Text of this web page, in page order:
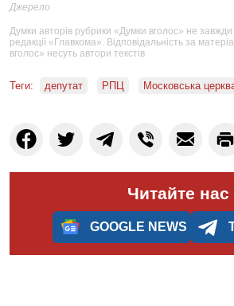
Джерело
Думки авторів рубрики «Думки вголос» не завжди
редакції «Главкома». Відповідальність за
вголос» несуть автори текстів
Теги: депутат РПЦ Московська
Читайте нас
GOOGLE NEWS